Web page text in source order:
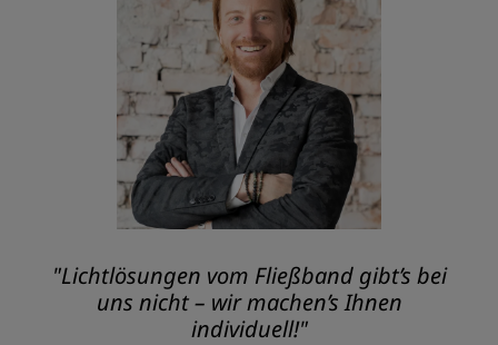
"Lichtlösungen vom Fließband gibt’s bei
uns nicht – wir machen’s Ihnen
individuell!"